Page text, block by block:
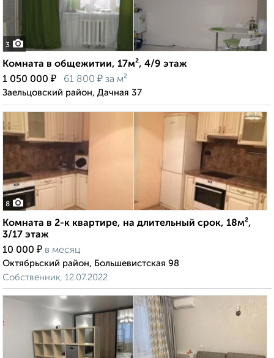
3
Комната в общежитии, 17м², 4/9 этаж
1 050 000 ₽ 61 800 ₽ за м²
Заельцовский район, Дачная 37
8
Комната в 2-к квартире, на длительный срок, 18м²,
3/17 этаж
10 000 ₽ в месяц
Октябрьский район, Большевистская 98
Собственник, 12.07.2022